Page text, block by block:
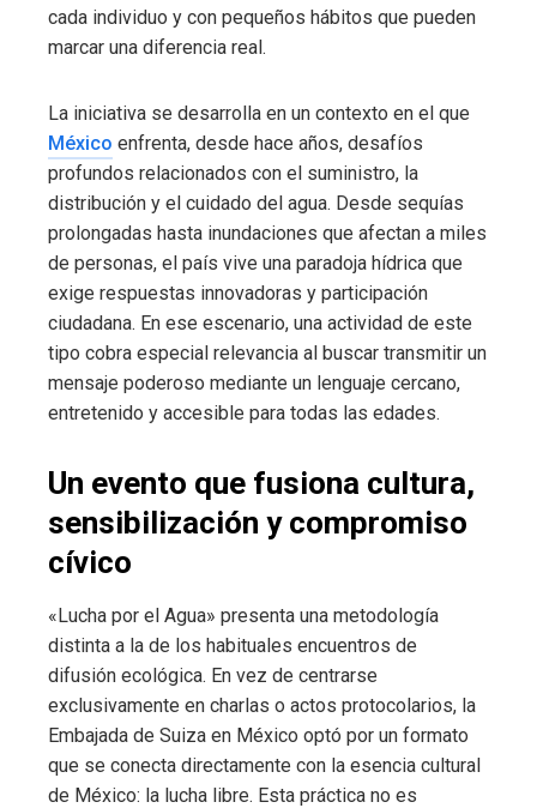
cada individuo y con pequeños hábitos que pueden
marcar una diferencia real.
La iniciativa se desarrolla en un contexto en el que
México enfrenta, desde hace años, desafíos
profundos relacionados con el suministro, la
distribución y el cuidado del agua. Desde sequías
prolongadas hasta inundaciones que afectan a miles
de personas, el país vive una paradoja hídrica que
exige respuestas innovadoras y participación
ciudadana. En ese escenario, una actividad de este
tipo cobra especial relevancia al buscar transmitir un
mensaje poderoso mediante un lenguaje cercano,
entretenido y accesible para todas las edades.
Un evento que fusiona cultura,
sensibilización y compromiso
cívico
«Lucha por el Agua» presenta una metodología
distinta a la de los habituales encuentros de
difusión ecológica. En vez de centrarse
exclusivamente en charlas o actos protocolarios, la
Embajada de Suiza en México optó por un formato
que se conecta directamente con la esencia cultural
de México: la lucha libre. Esta práctica no es